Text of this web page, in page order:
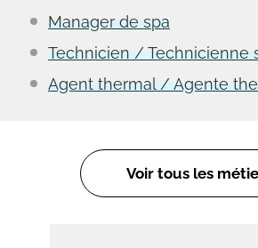
Manager de spa
Technicien / Technicienne
Agent thermal / Agente
Voir tous les